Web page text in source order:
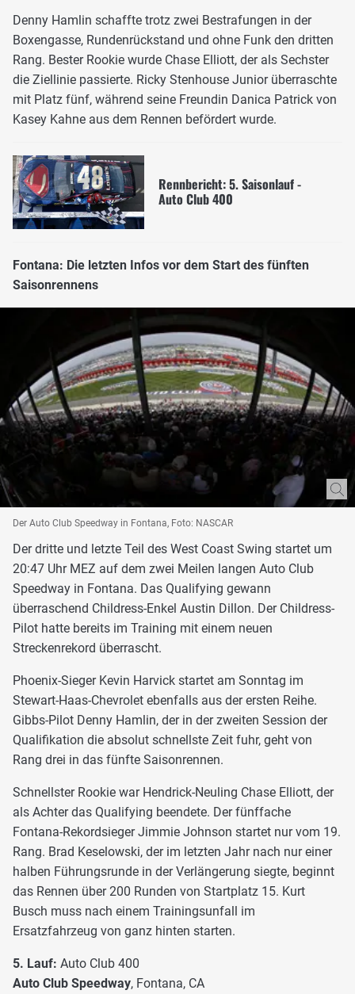
Denny Hamlin schaffte trotz zwei Bestrafungen in der
Boxengasse, Rundenrückstand und ohne Funk den dritten
Rang. Bester Rookie wurde Chase Elliott, der als Sechster
die Ziellinie passierte. Ricky Stenhouse Junior überraschte
mit Platz fünf, während seine Freundin Danica Patrick von
Kasey Kahne aus dem Rennen befördert wurde.
Rennbericht: 5. Saisonlauf -
Auto Club 400
Fontana: Die letzten Infos vor dem Start des fünften
Saisonrennens
Der Auto Club Speedway in Fontana, Foto: NASCAR
Der dritte und letzte Teil des West Coast Swing startet um
20:47 Uhr MEZ auf dem zwei Meilen langen Auto Club
Speedway in Fontana. Das Qualifying gewann
überraschend Childress-Enkel Austin Dillon. Der Childress-
Pilot hatte bereits im Training mit einem neuen
Streckenrekord überrascht.
Phoenix-Sieger Kevin Harvick startet am Sonntag im
Stewart-Haas-Chevrolet ebenfalls aus der ersten Reihe.
Gibbs-Pilot Denny Hamlin, der in der zweiten Session der
Qualifikation die absolut schnellste Zeit fuhr, geht von
Rang drei in das fünfte Saisonrennen.
Schnellster Rookie war Hendrick-Neuling Chase Elliott, der
als Achter das Qualifying beendete. Der fünffache
Fontana-Rekordsieger Jimmie Johnson startet nur vom 19.
Rang. Brad Keselowski, der im letzten Jahr nach nur einer
halben Führungsrunde in der Verlängerung siegte, beginnt
das Rennen über 200 Runden von Startplatz 15. Kurt
Busch muss nach einem Trainingsunfall im
Ersatzfahrzeug von ganz hinten starten.
5. Lauf: Auto Club 400
Auto Club Speedway, Fontana, CA